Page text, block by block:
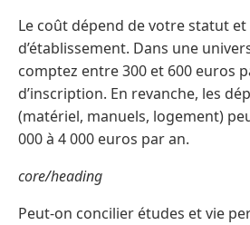
Le coût dépend de votre statut
d’établissement. Dans une
comptez entre 300 et 600 euros
d’inscription. En revanche, les
(matériel, manuels, logement)
000 à 4 000 euros par an.
core/heading
Peut-on concilier études et vie